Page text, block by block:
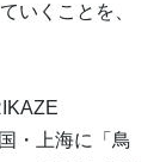
いくことを、
・上海に「鳥